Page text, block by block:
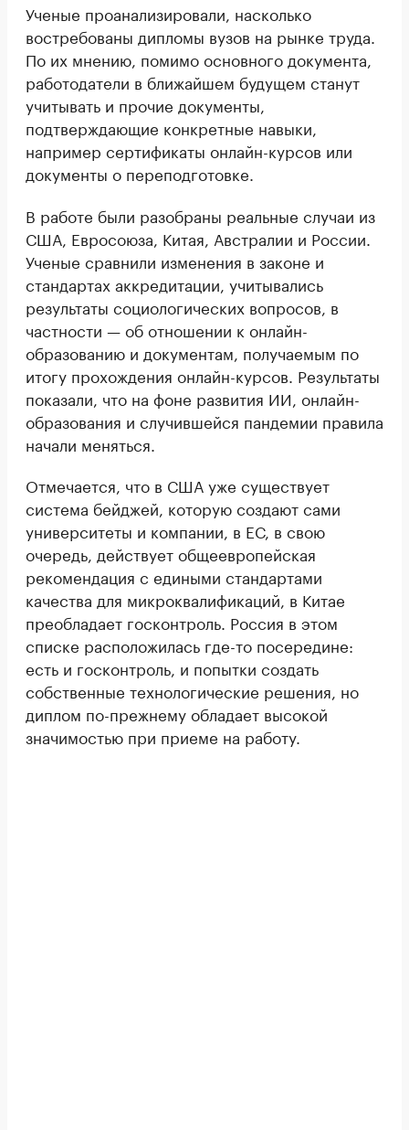
Ученые проанализировали, насколько
востребованы дипломы вузов на рынке труда.
По их мнению, помимо основного документа,
работодатели в ближайшем будущем станут
учитывать и прочие документы,
подтверждающие конкретные навыки,
например сертификаты онлайн-курсов или
документы о переподготовке.
В работе были разобраны реальные случаи из
США, Евросоюза, Китая, Австралии и России.
Ученые сравнили изменения в законе и
стандартах аккредитации, учитывались
результаты социологических вопросов, в
частности — об отношении к онлайн-
образованию и документам, получаемым по
итогу прохождения онлайн-курсов. Результаты
показали, что на фоне развития ИИ, онлайн-
образования и случившейся пандемии правила
начали меняться.
Отмечается, что в США уже существует
система бейджей, которую создают сами
университеты и компании, в ЕС, в свою
очередь, действует общеевропейская
рекомендация с едиными стандартами
качества для микроквалификаций, в Китае
преобладает госконтроль. Россия в этом
списке расположилась где-то посередине:
есть и госконтроль, и попытки создать
собственные технологические решения, но
диплом по-прежнему обладает высокой
значимостью при приеме на работу.